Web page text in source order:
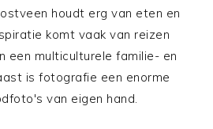
houdt erg van eten en
komt vaak van reizen
een multiculturele familie- en
is fotografie een enorme
van eigen hand.